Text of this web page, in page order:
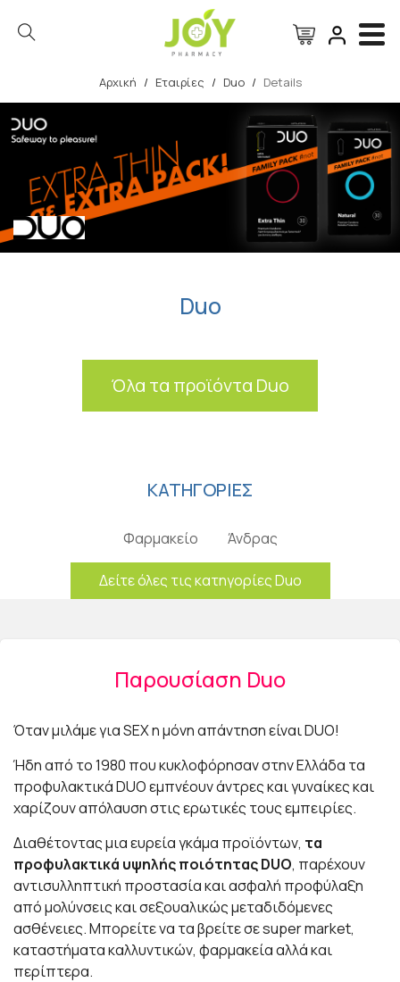
Αναζήτηση
Αρχική / Εταιρίες / Duo / Details
Duo
Όλα τα προϊόντα Duo
ΚΑΤΗΓΟΡΙΕΣ
Φαρμακείο Άνδρας
Δείτε όλες τις κατηγορίες Duo
Παρουσίαση Duo
Όταν μιλάμε για SEX η μόνη απάντηση είναι DUO!
Ήδη από το 1980 που κυκλοφόρησαν στην Ελλάδα τα
προφυλακτικά DUO εμπνέουν άντρες και γυναίκες και
χαρίζουν απόλαυση στις ερωτικές τους εμπειρίες.
Διαθέτοντας μια ευρεία γκάμα προϊόντων, τα
προφυλακτικά υψηλής ποιότητας DUO, παρέχουν
αντισυλληπτική προστασία και ασφαλή προφύλαξη
από μολύνσεις και σεξουαλικώς μεταδιδόμενες
ασθένειες. Μπορείτε να τα βρείτε σε super market,
καταστήματα καλλυντικών, φαρμακεία αλλά και
περίπτερα.